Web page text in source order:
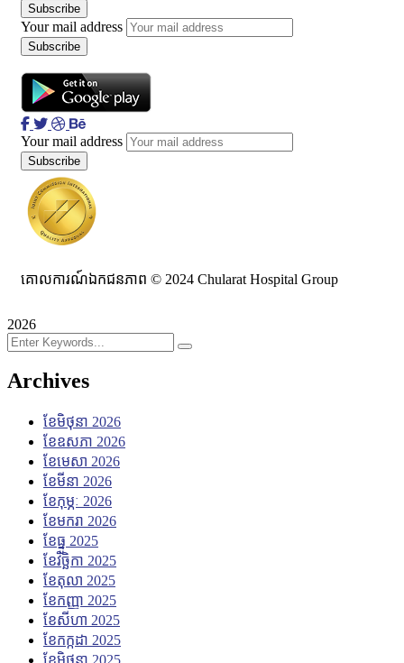
Your mail address
Your mail address
គោលការណ៍ឯកជនភាព © 2024 Chularat Hospital Group
2026
Archives
ខែ​មិថុនា 2026
ខែ​ឧសភា 2026
ខែ​មេសា 2026
ខែ​មីនា 2026
ខែ​កុម្ភៈ 2026
ខែ​មករា 2026
ខែ​ធ្នូ 2025
ខែ​វិច្ឆិកា 2025
ខែ​តុលា 2025
ខែ​កញ្ញា 2025
ខែ​សីហា 2025
ខែ​កក្កដា 2025